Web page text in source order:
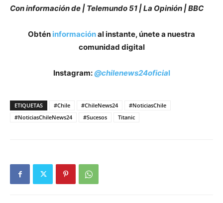
Con información de | Telemundo 51 | La Opinión | BBC
Obtén informaciónal instante, únete a nuestra
comunidad digital
Instagram:@chilenews24oficial
ETIQUETAS #Chile #ChileNews24
#NoticiasChile
#NoticiasChileNews24
#Sucesos Titanic